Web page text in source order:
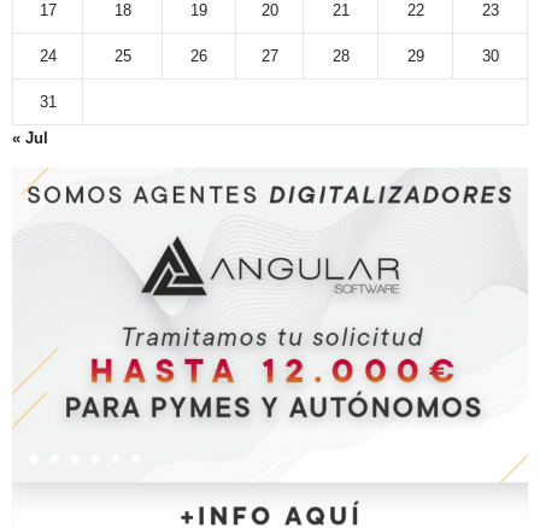
17 18 19 20 21 22 23
24 25 26 27 28 29 30
31
« Jul